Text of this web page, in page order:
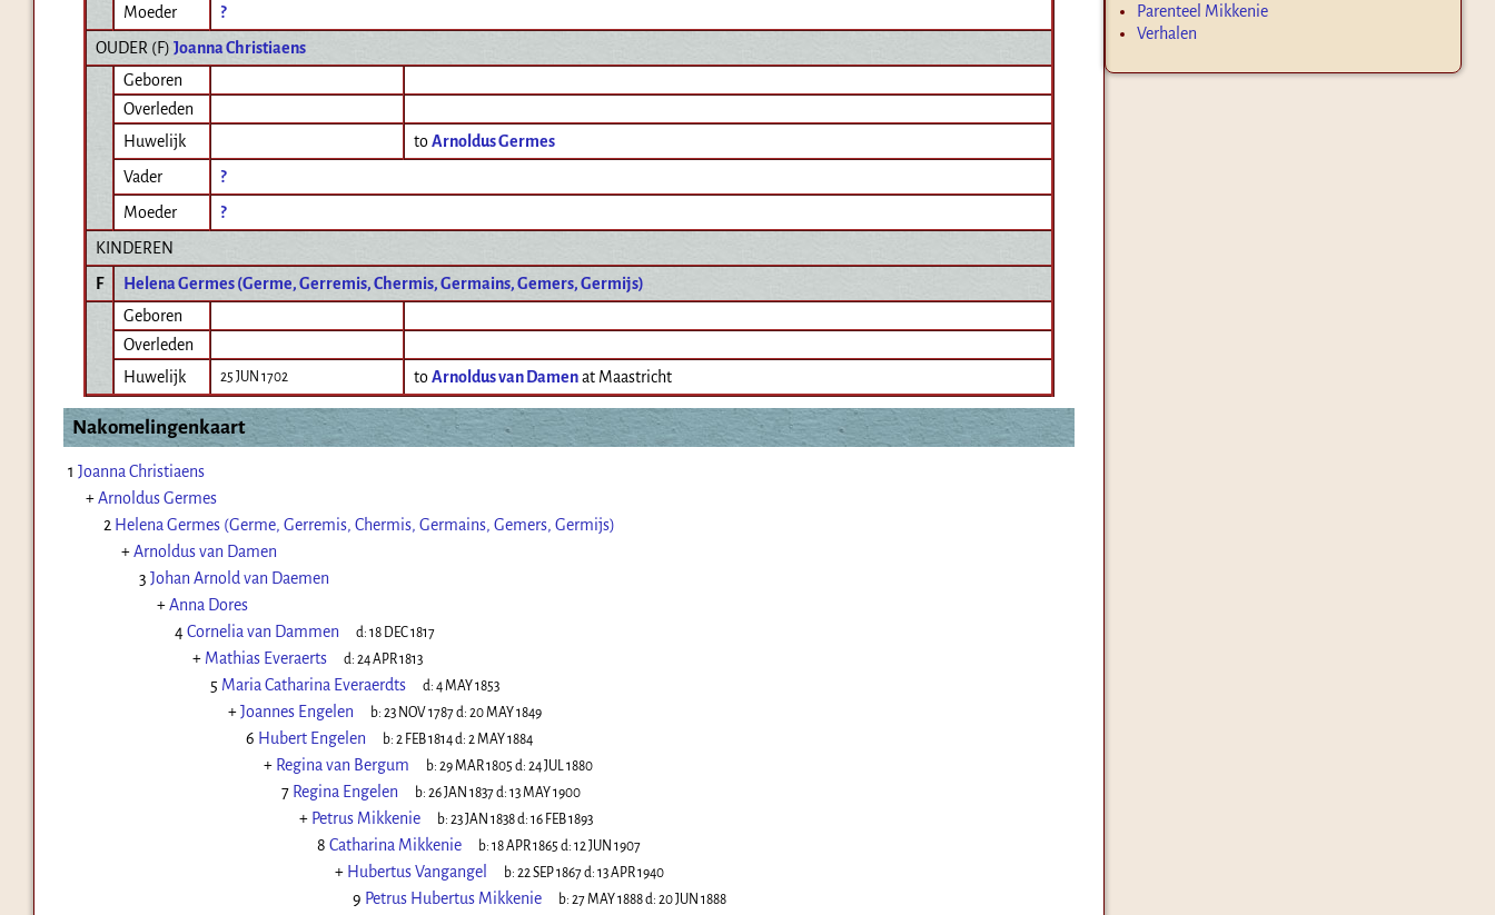
Moeder
?
OUDER (F) Joanna Christiaens
Geboren
Overleden
Huwelijk
toArnoldus Germes
Vader
?
Moeder
?
KINDEREN
F
Helena Germes (Germe, Gerremis, Chermis, Germains, Gemers, Germijs)
Geboren
Overleden
Huwelijk
25 JUN 1702 toArnoldus van Damenat Maastricht
Nakomelingenkaart
1 Joanna Christiaens
+Arnoldus Germes
2 Helena Germes (Germe, Gerremis, Chermis, Germains, Gemers, Germijs)
+Arnoldus van Damen
3 Johan Arnold van Daemen
+Anna Dores
4Cornelia van Dammen d: 18 DEC 1817
+ Mathias Everaerts d: 24 APR 1813
5 Maria Catharina Everaerdts d: 4 MAY 1853
+Joannes Engelen b: 23 NOV 1787d: 20 MAY 1849
6 Hubert Engelen b: 2 FEB 1814d: 2 MAY 1884
+ Regina van Bergum b: 29 MAR 1805 d: 24 JUL 1880
7 Regina Engelen b: 26 JAN 1837d: 13 MAY 1900
+ Petrus Mikkenie b: 23 JAN 1838d: 16 FEB 1893
8 Catharina Mikkenie b: 18 APR 1865 d: 12 JUN 1907
+ Hubertus Vangangel b: 22 SEP 1867d: 13 APR 1940
9 Petrus Hubertus Mikkenie b: 27 MAY 1888d: 20 JUN 1888
Parenteel Mikkenie
Verhalen